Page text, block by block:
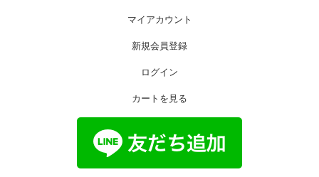
マイアカウント
新規会員登録
ログイン
カートを見る